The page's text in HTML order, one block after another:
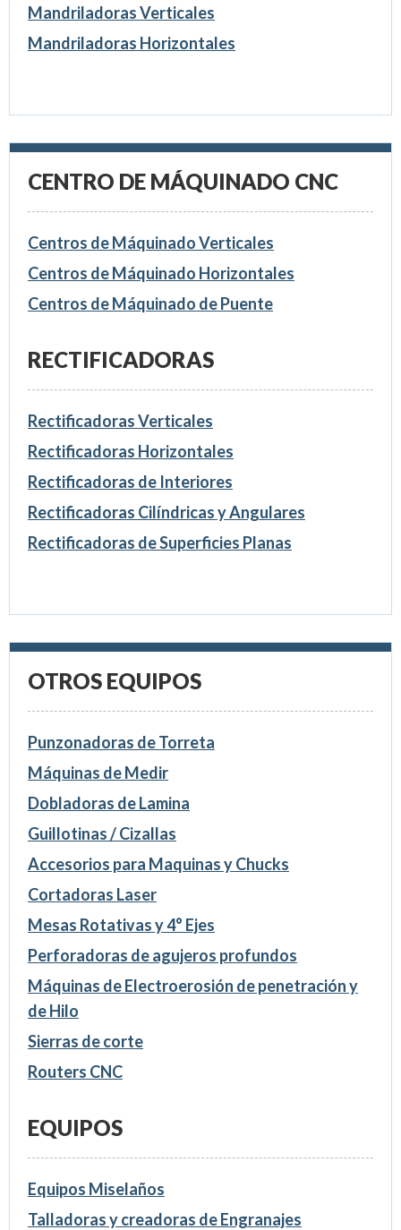
Mandriladoras Verticales
Mandriladoras Horizontales
CENTRO DE MÁQUINADO CNC
Centros de Máquinado Verticales
Centros de Máquinado Horizontales
Centros de Máquinado de Puente
RECTIFICADORAS
Rectificadoras Verticales
Rectificadoras Horizontales
Rectificadoras de Interiores
Rectificadoras Cilíndricas y Angulares
Rectificadoras de Superficies Planas
OTROS EQUIPOS
Punzonadoras de Torreta
Máquinas de Medir
Dobladoras de Lamina
Guillotinas / Cizallas
Accesorios para Maquinas y Chucks
Cortadoras Laser
Mesas Rotativas y 4° Ejes
Perforadoras de agujeros profundos
Máquinas de Electroerosión de penetración y
de Hilo
Sierras de corte
Routers CNC
EQUIPOS
Equipos Miselaños
Talladoras y creadoras de Engranajes